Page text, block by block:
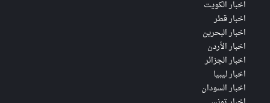
اخبار الكويت
اخبار قطر
اخبار البحرين
اخبار الأردن
اخبار الجزائر
اخبار ليبيا
اخبار السودان